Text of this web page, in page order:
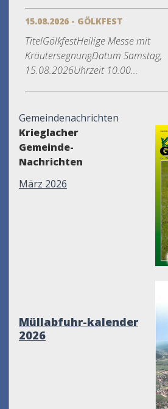
15.08.2026 - GÖLKFEST
TitelGölkfestHeilige Messe mit
KräutersegnungDatum Samstag,
15.08.2026Uhrzeit 10.00...
Gemeindenachrichten
Krieglacher
Gemeinde-
Nachrichten
März 2026
Müllabfuhr-kalender
2026